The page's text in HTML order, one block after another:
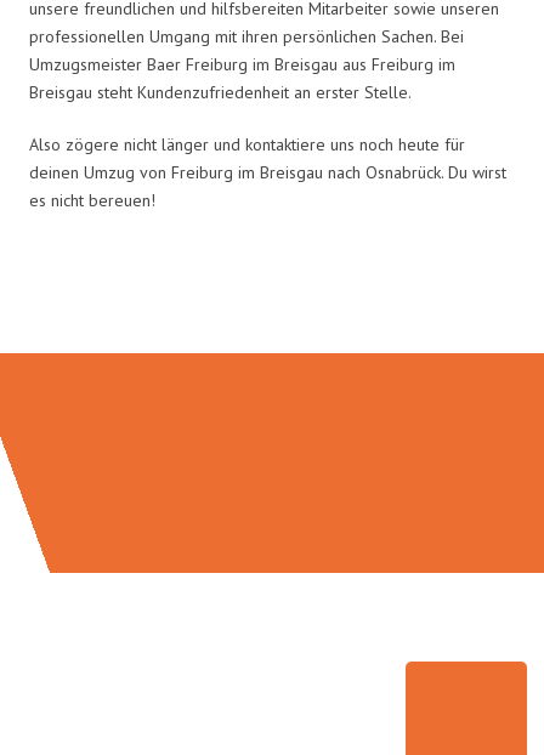
unsere freundlichen und hilfsbereiten Mitarbeiter sowie unseren
professionellen Umgang mit ihren persönlichen Sachen. Bei
Umzugsmeister Baer Freiburg im Breisgau aus Freiburg im
Breisgau steht Kundenzufriedenheit an erster Stelle.
Also zögere nicht länger und kontaktiere uns noch heute für
deinen Umzug von Freiburg im Breisgau nach Osnabrück. Du wirst
es nicht bereuen!